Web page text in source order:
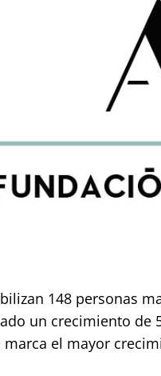
148 personas
un crecimiento de
el mayor